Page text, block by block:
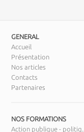
GENERAL
Accueil
Présentation
Nos articles
Contacts
Partenaires
NOS FORMATIONS
Action publique - politiq...